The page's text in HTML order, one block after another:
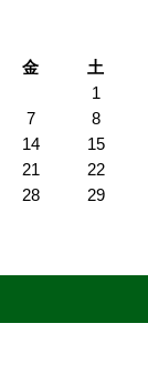
金
土
1
7
8
14
15
21
22
28
29